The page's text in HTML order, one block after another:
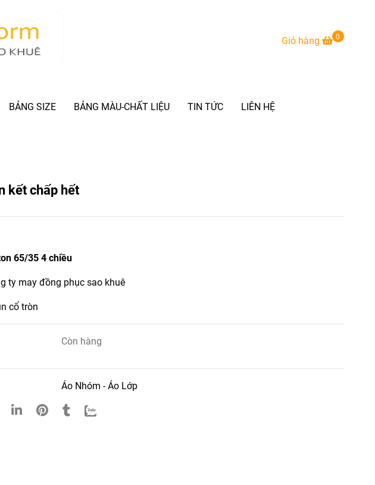
Giỏ hàng 0
BẢNG SIZE BẢNG MÀU-CHẤT LIỆU TIN TỨC LIÊN HỆ
kết chấp hết
65/35 4 chiều
ty may đồng phục sao khuê
cổ tròn
Còn hàng
Áo Nhóm - Áo Lớp